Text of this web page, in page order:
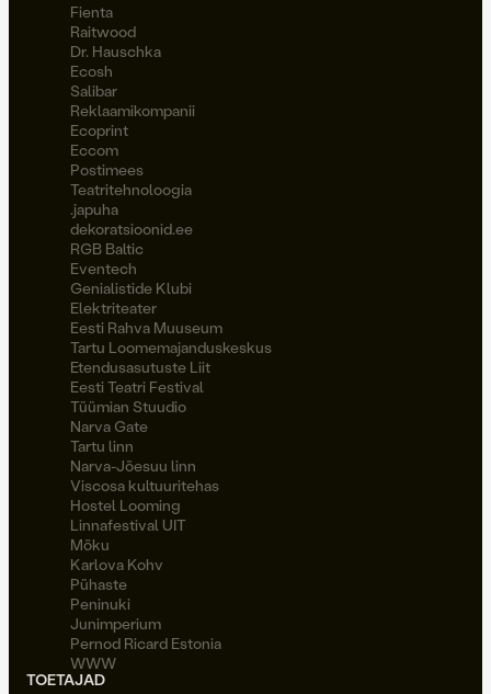
Fienta
Raitwood
Dr. Hauschka
Ecosh
Salibar
Reklaamikompanii
Ecoprint
Eccom
Postimees
Teatritehnoloogia
.japuha
dekoratsioonid.ee
RGB Baltic
Eventech
Genialistide Klubi
Elektriteater
Eesti Rahva Muuseum
Tartu Loomemajanduskeskus
Etendusasutuste Liit
Eesti Teatri Festival
Tüümian Stuudio
Narva Gate
Tartu linn
Narva-Jõesuu linn
Viscosa kultuuritehas
Hostel Looming
Linnafestival UIT
Möku
Karlova Kohv
Pühaste
Peninuki
Junimperium
Pernod Ricard Estonia
WWW
TOETAJAD